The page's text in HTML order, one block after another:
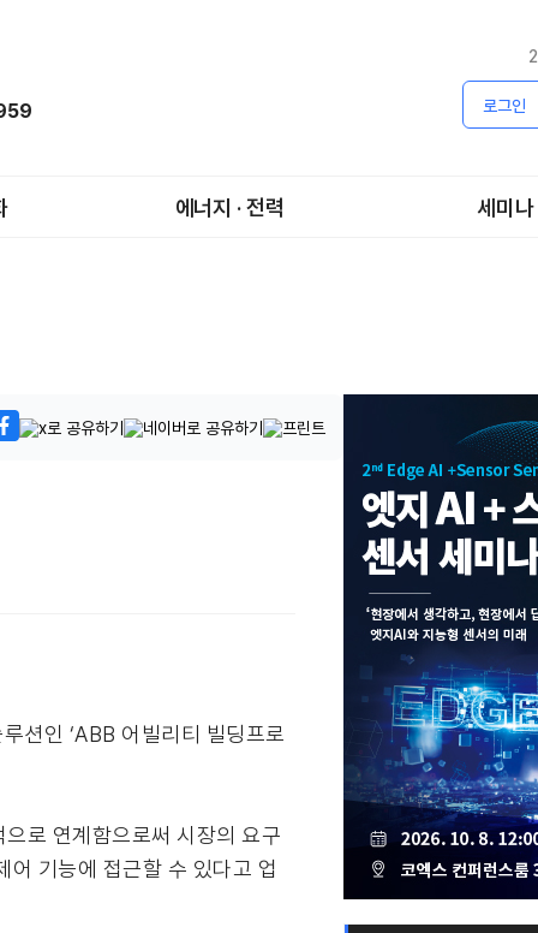
로그인
에너지 · 전력 세미나
션인 ‘ABB 어빌리티 빌딩프로
로 연계함으로써 시장의 요구
기능에 접근할 수 있다고 업